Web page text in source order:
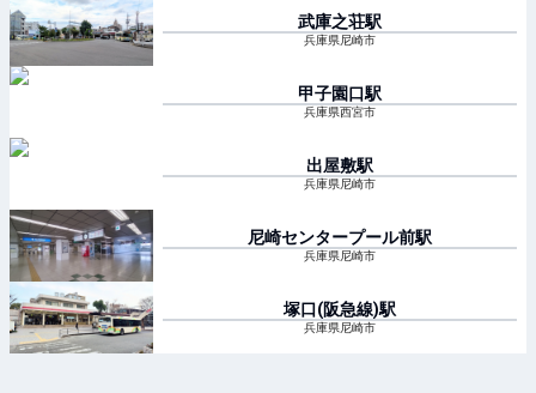
武庫之荘駅
兵庫県尼崎市
甲子園口駅
兵庫県西宮市
出屋敷駅
兵庫県尼崎市
尼崎センタープール前駅
兵庫県尼崎市
塚口(阪急線)駅
兵庫県尼崎市